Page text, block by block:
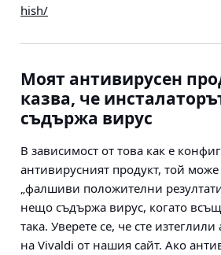
hish/
Моят антивирусен
казва, че
съдържа вирус
В зависимост от това как е
антивирусният продукт, той може
„фалшиви положителни
нещо съдържа вирус, когато
така. Уверете се, че сте
на Vivaldi от нашия сайт. Ако